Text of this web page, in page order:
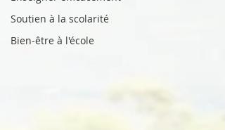
Soutien à la scolarité
Bien-être à l'école